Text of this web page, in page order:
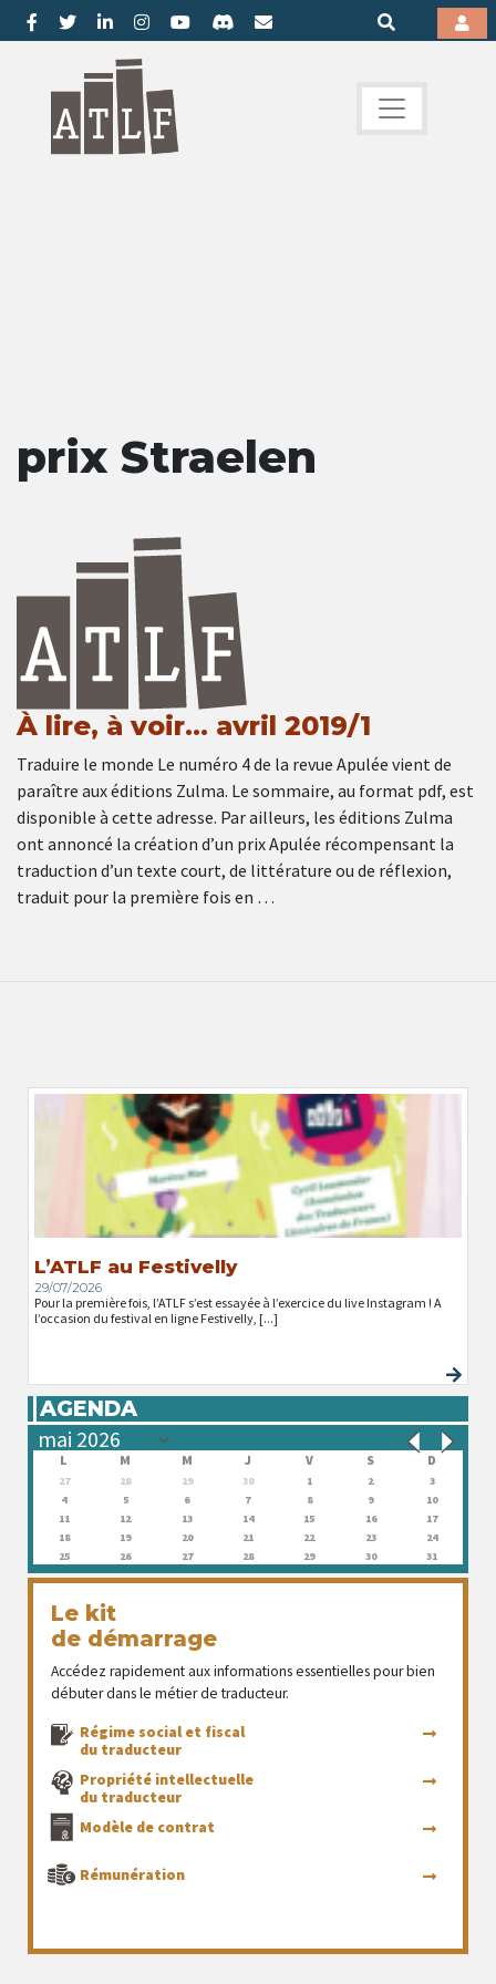
prix Straelen
À lire, à voir… avril 2019/1
Traduire le monde Le numéro 4 de la revue Apulée vient de
paraître aux éditions Zulma. Le sommaire, au format pdf, est
disponible à cette adresse. Par ailleurs, les éditions Zulma
ont annoncé la création d’un prix Apulée récompensant la
traduction d’un texte court, de littérature ou de réflexion,
traduit pour la première fois en …
L’ATLF au Festivelly
29/07/2026
Pour la première fois, l’ATLF s’est essayée à l’exercice du live Instagram ! A
l’occasion du festival en ligne Festivelly, [...]
AGENDA
L M M J V S D
27 28 29 30 1 2
3
4
5 6 7 8 9
10
11
12 13 14 15 16
17
18
19 20 21 22 23
24
25
26 27 28 29 30 31
Le kit
de démarrage
Accédez rapidement aux informations essentielles pour bien
débuter dans le métier de traducteur.
Régime social et fiscal
du traducteur
Propriété intellectuelle
du traducteur
Modèle de contrat
Rémunération